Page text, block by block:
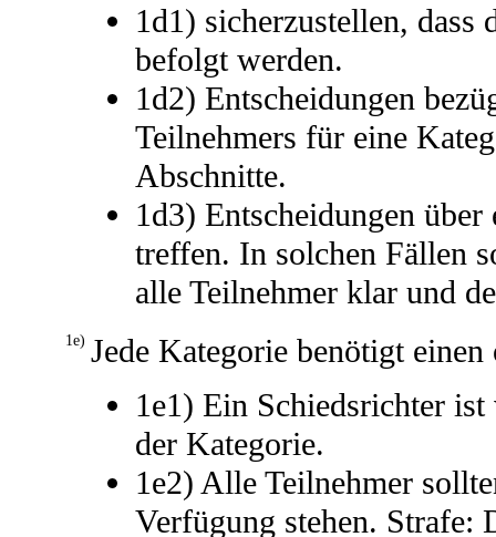
1d1) sicherzustellen,
befolgt werden.
1d2) Entscheidungen
Teilnehmers für eine
Abschnitte.
1d3) Entscheidungen
treffen. In solchen Fällen
alle Teilnehmer klar und
1e) Jede Kategorie benötigt
1e1) Ein Schiedsrichter
der Kategorie.
1e2) Alle Teilnehmer
Verfügung stehen. Strafe: